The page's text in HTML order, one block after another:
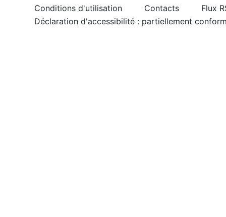
Conditions d'utilisation Contacts
Flux
Déclaration d'accessibilité : partiellement